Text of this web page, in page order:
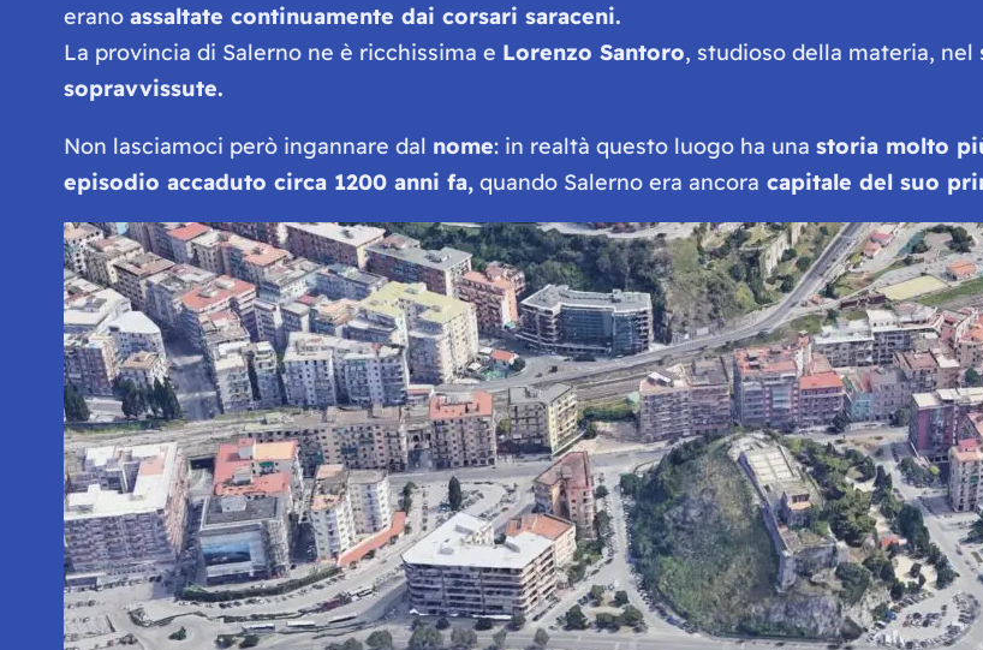
erano assaltate continuamente dai corsari saraceni.
La provincia di Salerno ne è ricchissima e Lorenzo Santoro, studioso della materia,
sopravvissute.
Non lasciamoci però ingannare dal nome: in realtà questo luogo ha una storia molto
episodio accaduto circa 1200 anni fa,quando Salerno era ancora capitale del suo